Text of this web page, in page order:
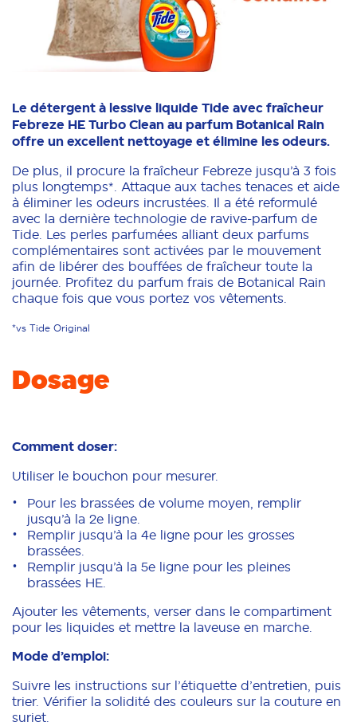
Le détergent à lessive liquide Tide avec fraîcheur
Febreze HE Turbo Clean au parfum Botanical Rain
offre un excellent nettoyage et élimine les odeurs.
De plus, il procure la fraîcheur Febreze jusqu’à 3 fois
plus longtemps*. Attaque aux taches tenaces et aide
à éliminer les odeurs incrustées. Il a été reformulé
avec la dernière technologie de ravive-parfum de
Tide. Les perles parfumées alliant deux parfums
complémentaires sont activées par le mouvement
afin de libérer des bouffées de fraîcheur toute la
journée. Profitez du parfum frais de Botanical Rain
chaque fois que vous portez vos vêtements.
*vs Tide Original
Dosage
Comment doser:
Utiliser le bouchon pour mesurer.
Pour les brassées de volume moyen, remplir
jusqu’à la 2e ligne.
Remplir jusqu’à la 4e ligne pour les grosses
brassées.
Remplir jusqu’à la 5e ligne pour les pleines
brassées HE.
Ajouter les vêtements, verser dans le compartiment
pour les liquides et mettre la laveuse en marche.
Mode d’emploi:
Suivre les instructions sur l’étiquette d’entretien, puis
trier. Vérifier la solidité des couleurs sur la couture en
surjet.